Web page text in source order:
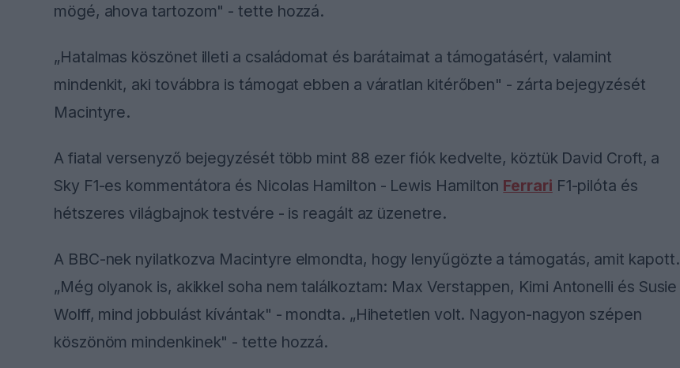
mögé, ahova tartozom" - tette hozzá.
„Hatalmas köszönet illeti a családomat és barátaimat a támogatásért, valamint
mindenkit, aki továbbra is támogat ebben a váratlan kitérőben" - zárta bejegyzését
Macintyre.
A fiatal versenyző bejegyzését több mint 88 ezer fiók kedvelte, köztük David Croft, a
Sky F1-es kommentátora és Nicolas Hamilton - Lewis Hamilton Ferrari F1-pilóta és
hétszeres világbajnok testvére - is reagált az üzenetre.
A BBC-nek nyilatkozva Macintyre elmondta, hogy lenyűgözte a támogatás, amit kapott.
„Még olyanok is, akikkel soha nem találkoztam: Max Verstappen, Kimi Antonelli és Susie
Wolff, mind jobbulást kívántak" - mondta. „Hihetetlen volt. Nagyon-nagyon szépen
köszönöm mindenkinek" - tette hozzá.